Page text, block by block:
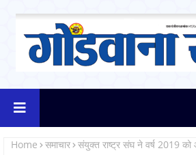
Home समाचार संयुक्त राष्ट्र संघ ने वर्ष 2019 को